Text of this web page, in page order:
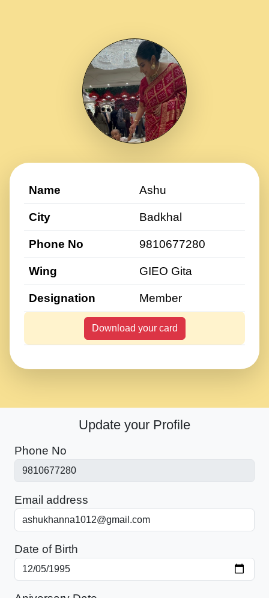
Name Ashu
City Badkhal
Phone No 9810677280
Wing GIEO Gita
Designation Member
Download your card
Update your Profile
Phone No
Email address
Date of Birth